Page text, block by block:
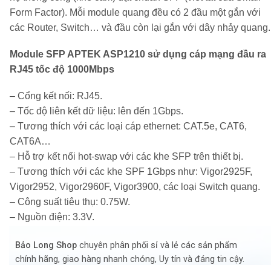
Form Factor). Mỗi module quang đều có 2 đầu một gắn với
các Router, Switch… và đầu còn lại gắn với dây nhảy quang.
Module SFP APTEK ASP1210 sử dụng cáp mạng đầu ra
RJ45 tốc độ 1000Mbps
– Cổng kết nối: RJ45.
– Tốc độ liên kết dữ liệu: lên đến 1Gbps.
– Tương thích với các loại cáp ethernet: CAT.5e, CAT6,
CAT6A…
– Hỗ trợ kết nối hot-swap với các khe SFP trên thiết bị.
– Tương thích với các khe SPF 1Gbps như: Vigor2925F,
Vigor2952, Vigor2960F, Vigor3900, các loại Switch quang.
– Công suất tiêu thụ: 0.75W.
– Nguồn điện: 3.3V.
Bảo Long Shop chuyên phân phối sỉ và lẻ các sản phẩm
chính hãng, giao hàng nhanh chóng, Uy tín và đáng tin cậy.